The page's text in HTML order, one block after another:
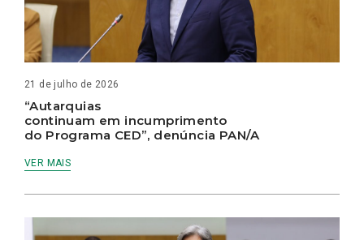
21 de julho de 2026
“Autarquias
continuam em incumprimento
do Programa CED”, denúncia PAN/A
VER MAIS